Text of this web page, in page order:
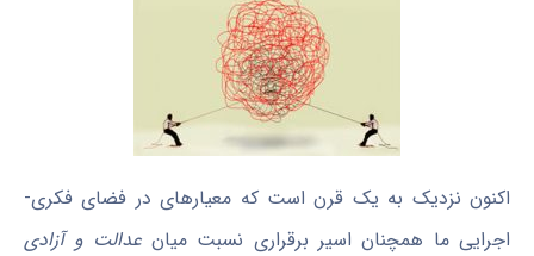
اکنون نزدیک به یک قرن است که معیارهای در فضای فکری­-
اجرایی ما همچنان اسیر برقراری نسبت میانعدالت و آزادی